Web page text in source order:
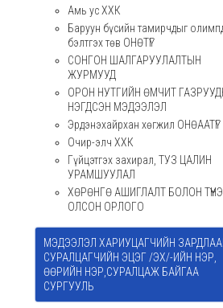
Амь ус ХХК
Баруун бүсийн тамирчдыг
бэлтгэх төв ОНӨТҮГ
СОНГОН ШАЛГАРУУЛАЛТЫН
ЖУРМУУД
ОРОН НУТГИЙН ӨМЧИТ
НЭГДСЭН МЭДЭЭЛЭЛ
Эрдэнэхайрхан хөгжил ОНӨААТҮГ
Очир-элч ХХК
Гүйцэтгэх захирал, ТУЗ ЦАЛИН
УРАМШУУЛАЛ
ХӨРӨНГӨ АШИГЛАЛТ БОЛОН
ОЛСОН ОРЛОГО
МЭДЭЭЛЭЛ ХАРИУЦАГЧИЙН
СУРАЛЦАГЧИЙН ЭЦЭГ /ЭХ/-ИЙН НЭР,
ӨӨРИЙН НЭР,СУРАЛЦАЖ БАЙГАА
СУРГУУЛЬ